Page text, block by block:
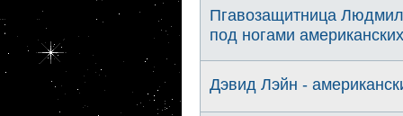
Пгавозащитница
под ногами
Дэвид Лэйн -